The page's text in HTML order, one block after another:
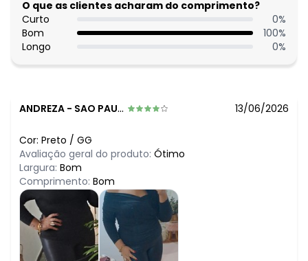
março/2026
fevereiro/2026 N/D*
O que as clientes acharam do comprimento?
Curto
0%
Bom
100%
Longo
0%
ANDREZA - SAO PAULO - SP 13/06/2026
Cor: Preto / GG
Avaliação geral do produto: Ótimo
Largura: Bom
Comprimento: Bom